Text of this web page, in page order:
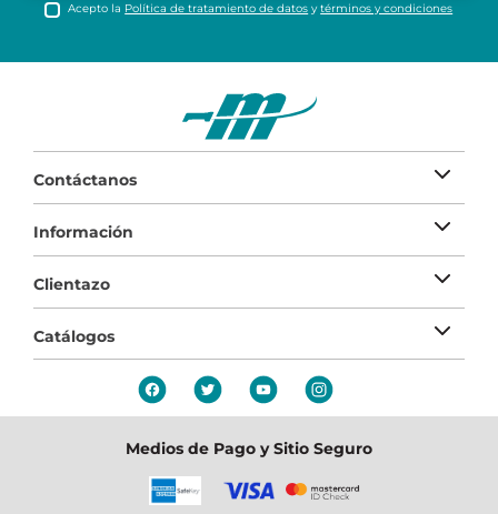
Acepto la Política de tratamiento de datos ytérminos y condiciones
Contáctanos
Información
Clientazo
Catálogos
Medios de Pago y Sitio Seguro